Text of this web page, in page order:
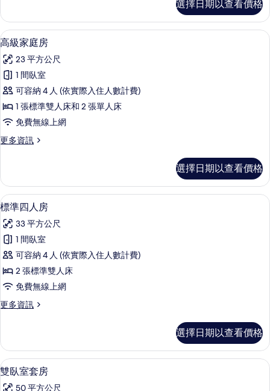
有
相
片
雙
人
房
詳
情
選擇日期以查看價格
顯
示
高
級
家
庭
的
有
相
片
12
高級家庭房
23 平方公尺
1 間臥室
可容納 4 人 (依實際入住人數計費)
1 張標準雙人床和 2 張單人床
免費無線上網
更多資訊
更
家
庭
房
詳
情
選擇日期以查看價格
顯
示
標
準
四
人
的
有
相
片
6
標準四人房
33 平方公尺
1 間臥室
可容納 4 人 (依實際入住人數計費)
2 張標準雙人床
免費無線上網
更多資訊
更
四
人
房
選擇日期以查看價格
顯
示
6
雙臥室套房
50 平方公尺